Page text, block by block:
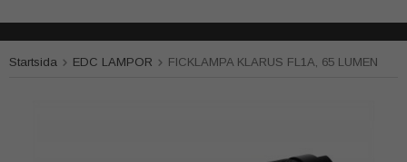
Startsida EDC LAMPOR FICKLAMPA KLARUS FL1A, 65 LUMEN